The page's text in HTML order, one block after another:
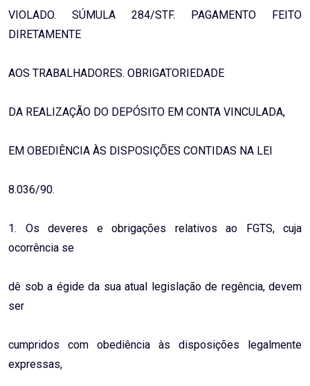
VIOLADO. SÚMULA 284/STF. PAGAMENTO FEITO
DIRETAMENTE
AOS TRABALHADORES. OBRIGATORIEDADE
DA REALIZAÇÃO DO DEPÓSITO EM CONTA VINCULADA,
EM OBEDIÊNCIA ÀS DISPOSIÇÕES CONTIDAS NA LEI
8.036/90.
1. Os deveres e obrigações relativos ao FGTS, cuja
ocorrência se
dê sob a égide da sua atual legislação de regência, devem
ser
cumpridos com obediência às disposições legalmente
expressas,